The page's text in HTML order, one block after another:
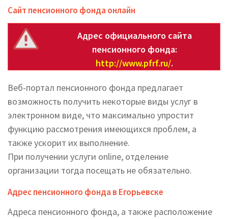
Сайт пенсионного фонда онлайн
Адрес официального сайта
пенсионного фонда:
http://www.pfrf.ru/.
Веб-портал пенсионного фонда предлагает
возможность получить некоторые виды услуг в
электронном виде, что максимально упростит
функцию рассмотрения имеющихся проблем, а
также ускорит их выполнение.
При получении услуги online, отделение
организации тогда посещать не обязательно.
Адрес пенсионного фонда в Егорьевске
Адреса пенсионного фонда, а также расположение